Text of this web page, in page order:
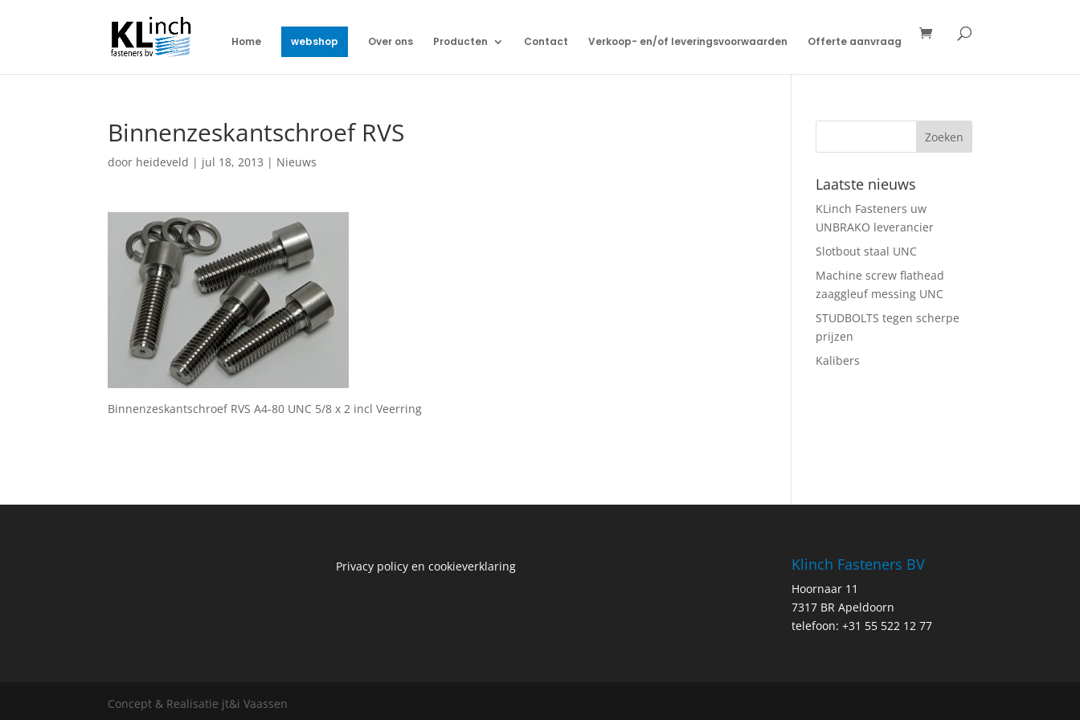
Home webshop Over ons Producten Contact Verkoop- en/of leveringsvoorwaarden Offerte aanvraag
Binnenzeskantschroef RVS
door heideveld | jul 18, 2013 | Nieuws
Binnenzeskantschroef RVS A4-80 UNC 5/8 x 2 incl Veerring
Laatste nieuws
KLinch Fasteners uw
UNBRAKO leverancier
Slotbout staal UNC
Machine screw flathead
zaaggleuf messing UNC
STUDBOLTS tegen scherpe
prijzen
Kalibers
Privacy policy en cookieverklaring Klinch Fasteners BV
Hoornaar 11
7317 BR Apeldoorn
telefoon: +31 55 522 12 77
Concept & Realisatie jt&i Vaassen